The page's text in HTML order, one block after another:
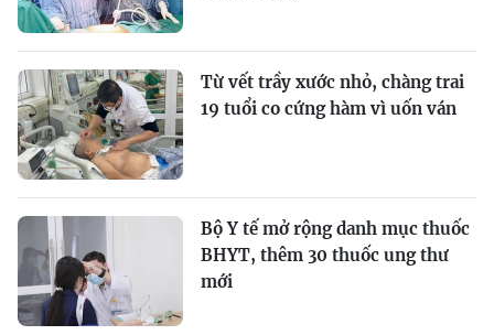
Từ vết trầy xước nhỏ, chàng trai
19 tuổi co cứng hàm vì uốn ván
Bộ Y tế mở rộng danh mục thuốc
BHYT, thêm 30 thuốc ung thư
mới